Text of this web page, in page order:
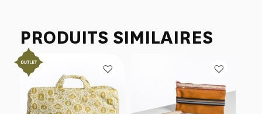
PRODUITS SIMILAIRES